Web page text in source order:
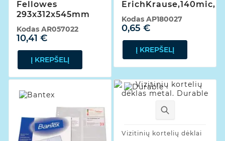
Fellowes
293x312x545mm
10,41 €
Kodas AR057022
Į KREPŠELĮ
0,65 €
Kodas AP180027
Į KREPŠELĮ
Vizitinių kortelių dėklai